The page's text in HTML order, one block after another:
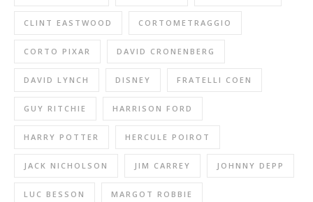
CLINT EASTWOOD CORTOMETRAGGIO
CORTO PIXAR DAVID CRONENBERG
DAVID LYNCH DISNEY FRATELLI COEN
GUY RITCHIE HARRISON FORD
HARRY POTTER HERCULE POIROT
JACK NICHOLSON JIM CARREY JOHNNY DEPP
LUC BESSON MARGOT ROBBIE